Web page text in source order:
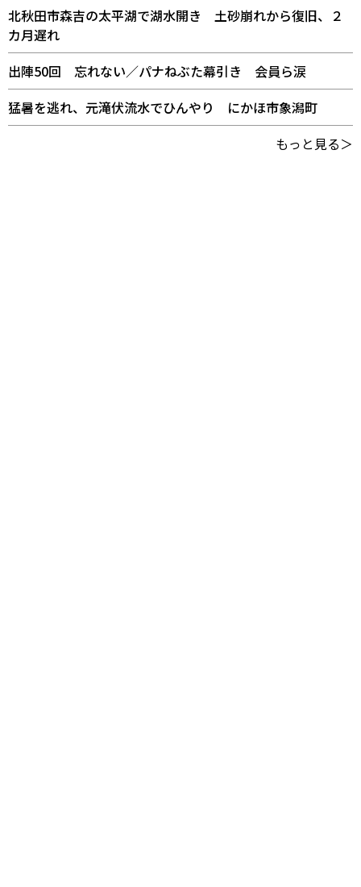
北秋田市森吉の太平湖で湖水開き 土砂崩れから復旧、２
カ月遅れ
出陣50回 忘れない／パナねぶた幕引き 会員ら涙
猛暑を逃れ、元滝伏流水でひんやり にかほ市象潟町
もっと見る＞